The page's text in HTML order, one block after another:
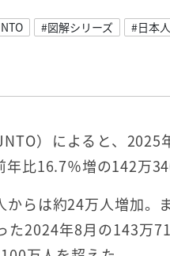
#図解シリーズ #日本
）によると、2025
比16.7％増の142万
らは約24万人増加。
た2024年8月の143万